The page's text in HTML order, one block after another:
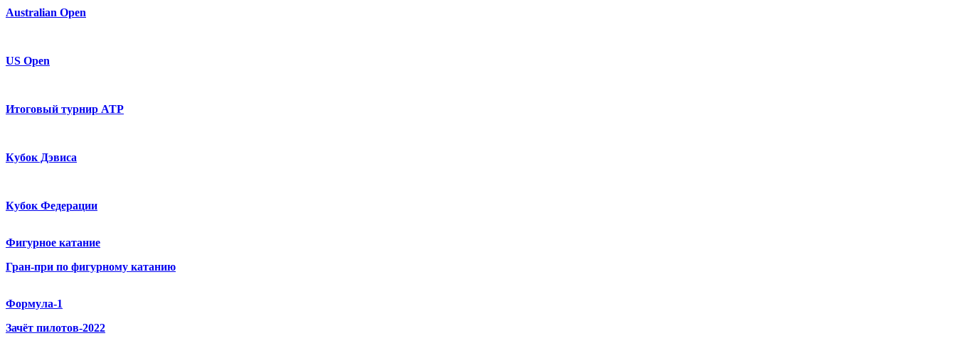
Australian Open
US Open
Итоговый турнир ATP
Кубок Дэвиса
Кубок Федерации
Фигурное катание
Гран-при по фигурному катанию
Формула-1
Зачёт пилотов-2022